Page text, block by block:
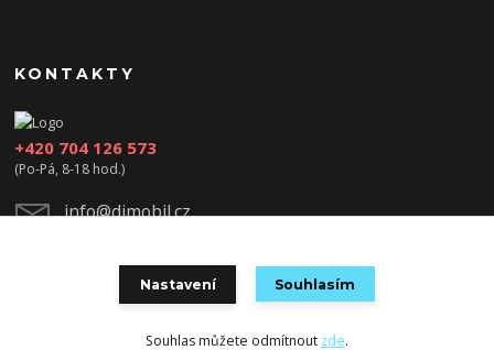
KONTAKTY
+420 704 126 573
(Po-Pá, 8-18 hod.)
info@djmobil.cz
Nastavení Souhlasím
Souhlas můžete odmítnout zde.